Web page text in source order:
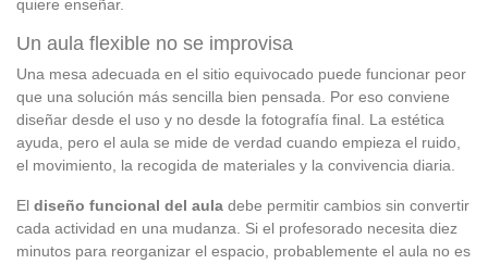
quiere enseñar.
Un aula flexible no se improvisa
Una mesa adecuada en el sitio equivocado puede funcionar peor
que una solución más sencilla bien pensada. Por eso conviene
diseñar desde el uso y no desde la fotografía final. La estética
ayuda, pero el aula se mide de verdad cuando empieza el ruido,
el movimiento, la recogida de materiales y la convivencia diaria.
El diseño funcional del aula debe permitir cambios sin convertir
cada actividad en una mudanza. Si el profesorado necesita diez
minutos para reorganizar el espacio, probablemente el aula no es